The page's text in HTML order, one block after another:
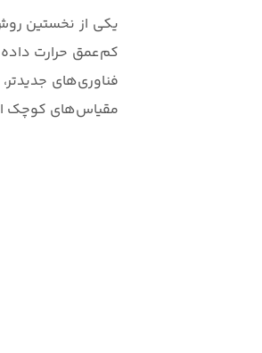
یکی از نخستین
کم‌عمق حرارت داده
فناوری‌های
مقیاس‌های کوچک